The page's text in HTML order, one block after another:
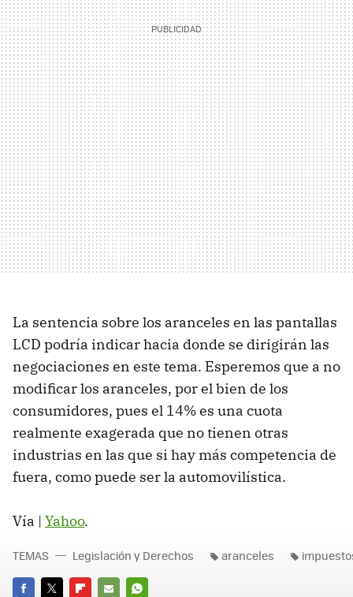
La sentencia sobre los aranceles en las pantallas
LCD podría indicar hacia donde se dirigirán las
negociaciones en este tema. Esperemos que a no
modificar los aranceles, por el bien de los
consumidores, pues el 14% es una cuota
realmente exagerada que no tienen otras
industrias en las que si hay más competencia de
fuera, como puede ser la automovilística.
Vía | Yahoo.
TEMAS Legislación y Derechos aranceles